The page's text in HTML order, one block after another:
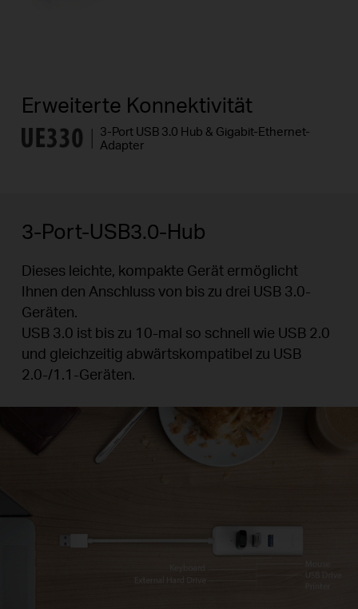
Erweiterte Konnektivität
3-Port USB 3.0 Hub & Gigabit-Ethernet-
Adapter
3-Port-USB3.0-Hub
Dieses leichte, kompakte Gerät ermöglicht
Ihnen den Anschluss von bis zu drei USB 3.0-
Geräten.
USB 3.0 ist bis zu 10-mal so schnell wie USB 2.0
und gleichzeitig abwärtskompatibel zu USB
2.0-/1.1-Geräten.